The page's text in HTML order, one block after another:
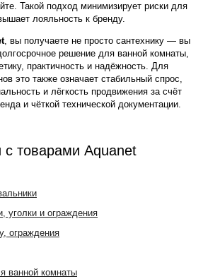
Такой подход минимизирует риски для
лояльность к бренду.
, вы получаете не просто сантехнику — вы
решение для ванной комнаты,
практичность и надёжность. Для
это также означает стабильный спрос,
и лёгкость продвижения за счёт
и чёткой технической документации.
с товарами Aquanet
уголки и ограждения
ограждения
ванной комнаты